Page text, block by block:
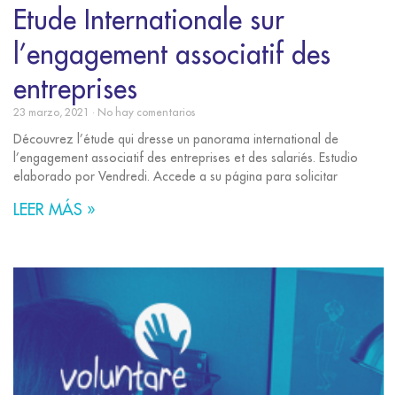
Etude Internationale sur
l’engagement associatif des
entreprises
23 marzo, 2021 No hay comentarios
Découvrez l’étude qui dresse un panorama international de
l’engagement associatif des entreprises et des salariés. Estudio
elaborado por Vendredi. Accede a su página para solicitar
LEER MÁS »